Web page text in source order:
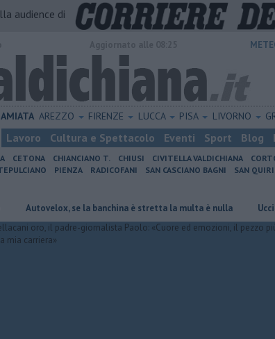
audience di
AMIATA AREZZO FIRENZE LUCCA PISA LIVORNO
Lavoro Cultura e Spettacolo Eventi Sport Blog
CETONA CHIANCIANO T. CHIUSI CIVITELLA VALDICHIANA
PIENZA RADICOFANI SAN CASCIANO BAGNI SAN
se la banchina è stretta la multa è nulla Uccise la